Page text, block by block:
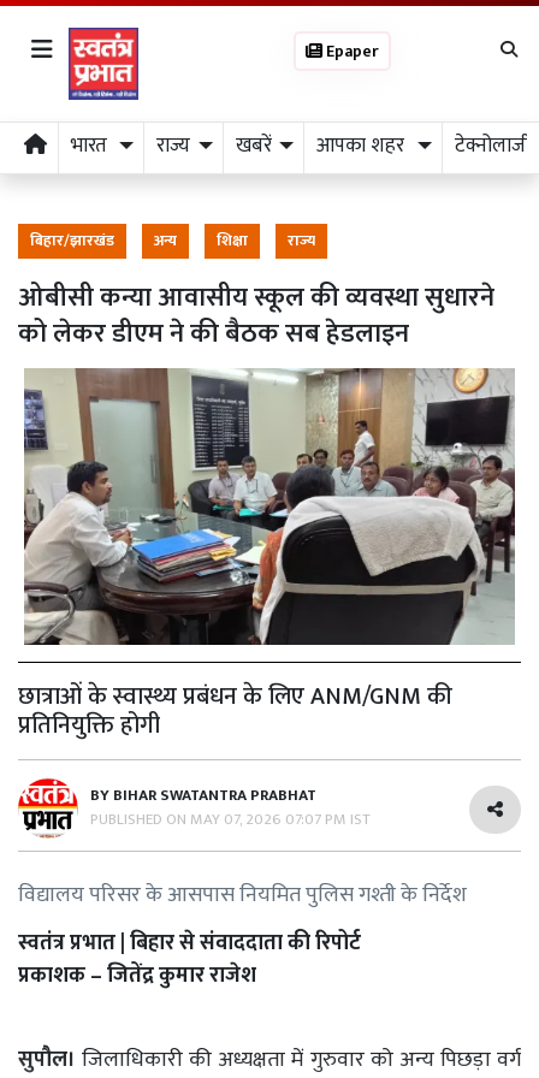
Epaper
भारत राज्य खबरें आपका शहर टेक्नोलाजी
बिहार/झारखंड अन्य शिक्षा राज्य
ओबीसी कन्या आवासीय स्कूल की व्यवस्था सुधारने
को लेकर डीएम ने की बैठक सब हेडलाइन
छात्राओं के स्वास्थ्य प्रबंधन के लिए ANM/GNM की
प्रतिनियुक्ति होगी
BYBIHAR SWATANTRA PRABHAT
PUBLISHED ON MAY 07, 2026 07:07 PM IST
विद्यालय परिसर के आसपास नियमित पुलिस गश्ती के निर्देश
स्वतंत्र प्रभात | बिहार से संवाददाता की रिपोर्ट
प्रकाशक – जितेंद्र कुमार राजेश
सुपौल। जिलाधिकारी की अध्यक्षता में गुरुवार को अन्य पिछड़ा वर्ग